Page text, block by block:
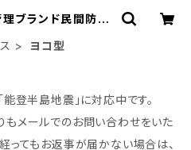
ブランド民間防災
ヨコ型
登半島地震」に対応中です。
もメールでのお問い合わせをいた
ってもお返事が届かない場合は、